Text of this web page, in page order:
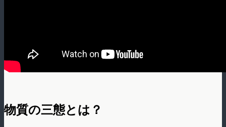
物質の三態とは？